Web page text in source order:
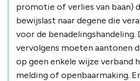
promotie of verlies van baan)
bewijslast naar degene die
voor de benadelingshandeling.
vervolgens moeten aantonen
op geen enkele wijze verband
melding of openbaarmaking.